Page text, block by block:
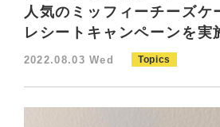
人気のミッフィーチーズケ
レシートキャンペーンを実
2022.08.03 Wed Topics